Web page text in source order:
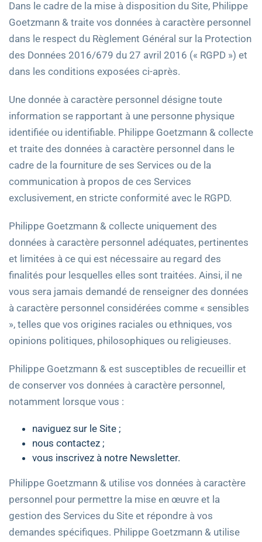
Dans le cadre de la mise à disposition du Site, Philippe
Goetzmann & traite vos données à caractère personnel
dans le respect du Règlement Général sur la Protection
des Données 2016/679 du 27 avril 2016 (« RGPD ») et
dans les conditions exposées ci-après.
Une donnée à caractère personnel désigne toute
information se rapportant à une personne physique
identifiée ou identifiable. Philippe Goetzmann & collecte
et traite des données à caractère personnel dans le
cadre de la fourniture de ses Services ou de la
communication à propos de ces Services
exclusivement, en stricte conformité avec le RGPD.
Philippe Goetzmann & collecte uniquement des
données à caractère personnel adéquates, pertinentes
et limitées à ce qui est nécessaire au regard des
finalités pour lesquelles elles sont traitées. Ainsi, il ne
vous sera jamais demandé de renseigner des données
à caractère personnel considérées comme « sensibles
», telles que vos origines raciales ou ethniques, vos
opinions politiques, philosophiques ou religieuses.
Philippe Goetzmann & est susceptibles de recueillir et
de conserver vos données à caractère personnel,
notamment lorsque vous :
naviguez sur le Site ;
nous contactez ;
vous inscrivez à notre Newsletter.
Philippe Goetzmann & utilise vos données à caractère
personnel pour permettre la mise en œuvre et la
gestion des Services du Site et répondre à vos
demandes spécifiques. Philippe Goetzmann & utilise